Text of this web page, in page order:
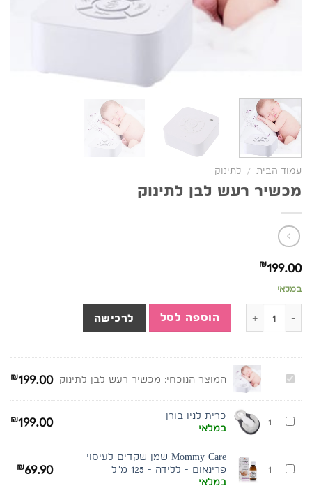
עמוד הבית / לתינוק
מכשיר רעש לבן לתינוק
₪199.00
במלאי
הוספה לסל לרכישה
המוצר הנוכחי: מכשיר רעש לבן לתינוק ₪199.00
1 כרית לניו בורן
במלאי
₪199.00
1
Mommy Care שמן שקדים לעיסוי
פרינאום - ללידה - 125 מ"ל
במלאי
₪69.90